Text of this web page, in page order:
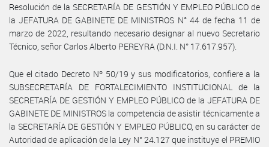
Resolución de la SECRETARÍA DE GESTIÓN Y EMPLEO PÚBLICO de
la JEFATURA DE GABINETE DE MINISTROS N° 44 de fecha 11 de
marzo de 2022, resultando necesario designar al nuevo Secretario
Técnico, señor Carlos Alberto PEREYRA (D.N.I. N° 17.617.957).
Que el citado Decreto Nº 50/19 y sus modificatorios, confiere a la
SUBSECRETARÍA DE FORTALECIMIENTO INSTITUCIONAL de la
SECRETARÍA DE GESTIÓN Y EMPLEO PÚBLICO de la JEFATURA DE
GABINETE DE MINISTROS la competencia de asistir técnicamente a
la SECRETARÍA DE GESTIÓN Y EMPLEO PÚBLICO, en su carácter de
Autoridad de aplicación de la Ley N° 24.127 que instituye el PREMIO